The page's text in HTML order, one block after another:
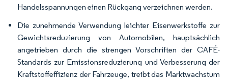
Handelsspannungen einen Rückgang verzeichnen werden.
Die zunehmende Verwendung leichter Eisenwerkstoffe zur
Gewichtsreduzierung von Automobilen, hauptsächlich
angetrieben durch die strengen Vorschriften der CAFÉ-
Standards zur Emissionsreduzierung und Verbesserung der
Kraftstoffeffizienz der Fahrzeuge, treibt das Marktwachstum